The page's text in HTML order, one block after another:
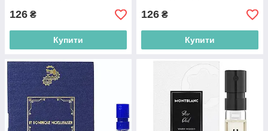
126 ₴
Купити
126 ₴
Купити